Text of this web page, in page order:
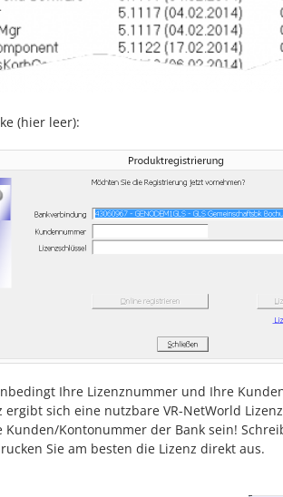
(hier leer):
Ihre Lizenznummer und Ihre
ergibt sich eine nutzbare VR-NetWorld
Kunden/Kontonummer der Bank sein!
Sie am besten die Lizenz direkt aus.